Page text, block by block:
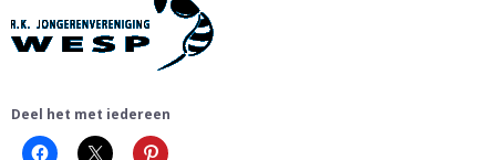
Deel het met iedereen